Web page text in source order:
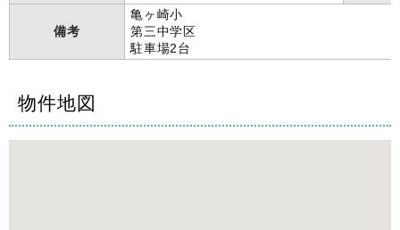
備考
亀ヶ崎小
第三中学区
駐車場2台
物件地図